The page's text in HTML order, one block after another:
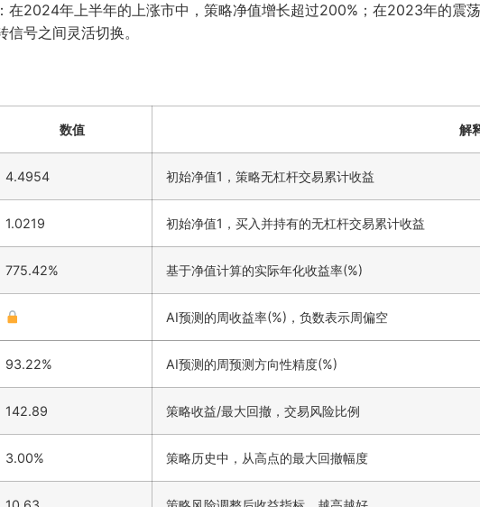
在2024年上半年的上涨市中，策略净值增长超过200%；在2023年的震
号之间灵活切换。
数值 解
4.4954 初始净值1，策略无杠杆交易累计收益
1.0219 初始净值1，买入并持有的无杠杆交易累计收益
775.42% 基于净值计算的实际年化收益率(%)
AI预测的周收益率(%)，负数表示周偏空
93.22% AI预测的周预测方向性精度(%)
142.89 策略收益/最大回撤，交易风险比例
3.00% 策略历史中，从高点的最大回撤幅度